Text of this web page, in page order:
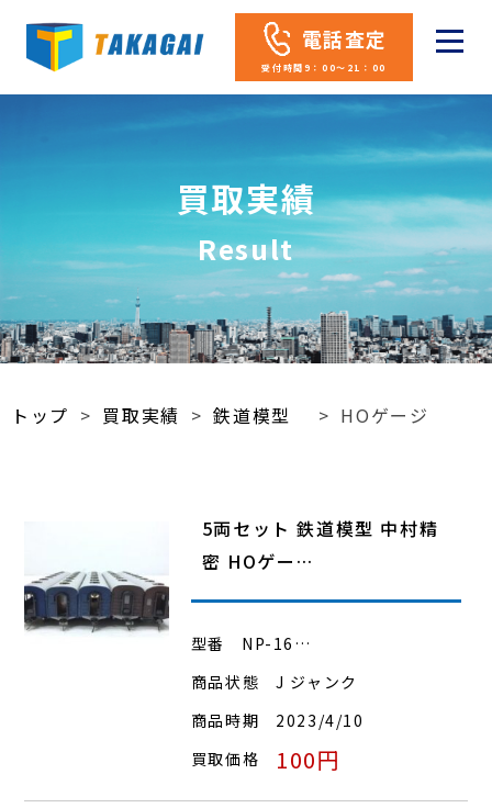
電話査定
受付時間9：00～21：00
買取実績
Result
トップ > 買取実績 > 鉄道模型 > HOゲージ
5両セット 鉄道模型 中村精
密 HOゲー…
型番
NP-16…
商品状態
J ジャンク
商品時期
2023/4/10
買取価格
100円